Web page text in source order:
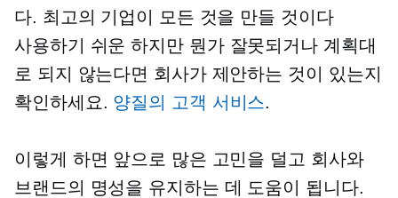
다. 최고의 기업이 모든 것을 만들 것이다
사용하기 쉬운 하지만 뭔가 잘못되거나 계획대
로 되지 않는다면 회사가 제안하는 것이 있는지
확인하세요. 양질의 고객 서비스.
이렇게 하면 앞으로 많은 고민을 덜고 회사와
브랜드의 명성을 유지하는 데 도움이 됩니다.